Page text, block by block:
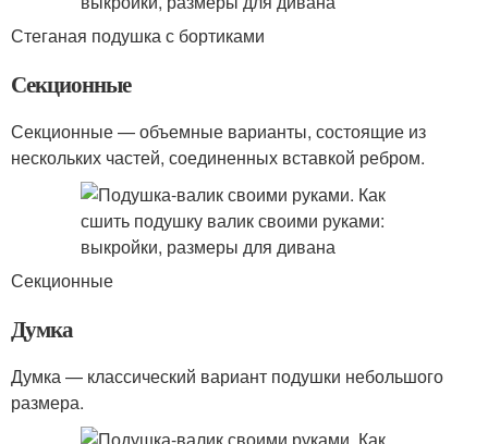
Стеганая подушка с бортиками
Секционные
Секционные — объемные варианты, состоящие из
нескольких частей, соединенных вставкой ребром.
Секционные
Думка
Думка — классический вариант подушки небольшого
размера.